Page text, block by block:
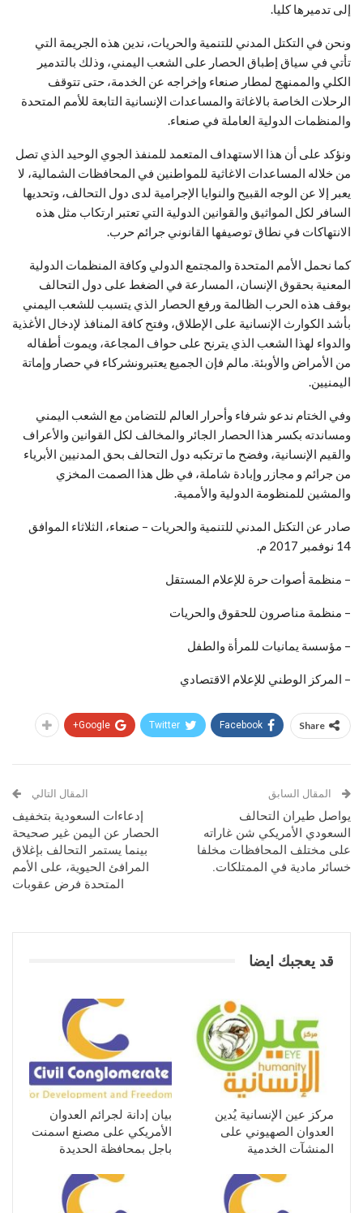
إلى تدميرها كليا.
ونحن في التكتل المدني للتنمية والحريات، ندين هذه الجريمة التي
تأتي في سياق إطباق الحصار على الشعب اليمني، وذلك بالتدمير
الكلي والممنهج لمطار صنعاء وإخراجه عن الخدمة، حتى تتوقف
الرحلات الخاصة بالاغاثة والمساعدات الإنسانية التابعة للأمم المتحدة
والمنظمات الدولية العاملة في صنعاء.
ونؤكد على أن هذا الاستهداف المتعمد للمنفذ الجوي الوحيد الذي تصل
من خلاله المساعدات الاغاثية للمواطنين في المحافظات الشمالية، لا
يعبر إلا عن الوجه القبيح والنوايا الإجرامية لدى دول التحالف، وتحديها
السافر لكل المواثيق والقوانين الدولية التي تعتبر ارتكاب مثل هذه
الانتهاكات في نطاق توصيفها القانوني جرائم حرب.
كما نحمل الأمم المتحدة والمجتمع الدولي وكافة المنظمات الدولية
المعنية بحقوق الإنسان، المسارعة في الضغط على دول التحالف
بوقف هذه الحرب الظالمة ورفع الحصار الذي يتسبب للشعب اليمني
بأشد الكوارث الإنسانية على الإطلاق، وفتح كافة المنافذ لإدخال الأغذية
والدواء لهذا الشعب الذي يترنح على حواف المجاعة، ويموت أطفاله
من الأمراض والأوبئة. مالم فإن الجميع يعتبرونشركاء في حصار وإماتة
اليمنيين.
وفي الختام ندعو شرفاء وأحرار العالم للتضامن مع الشعب اليمني
ومساندته بكسر هذا الحصار الجائر والمخالف لكل القوانين والأعراف
والقيم الإنسانية، وفضح ما ترتكبه دول التحالف بحق المدنيين الأبرياء
من جرائم و مجازر وإبادة شاملة، في ظل هذا الصمت المخزي
والمشين للمنظومة الدولية والأممية.
صادر عن التكتل المدني للتنمية والحريات – صنعاء، الثلاثاء الموافق
14 نوفمبر 2017 م.
– منظمة أصوات حرة للإعلام المستقل
– منظمة مناصرون للحقوق والحريات
– مؤسسة يمانيات للمرأة والطفل
– المركز الوطني للإعلام الاقتصادي
Share
Facebook
Twitter
Google+
المقال السابق
يواصل طيران التحالف
السعودي الأمريكي شن غاراته
على مختلف المحافظات مخلفا
خسائر مادية في الممتلكات.
المقال التالي
إدعاءات السعودية بتخفيف
الحصار عن اليمن غير صحيحة
بينما يستمر التحالف بإغلاق
المرافئ الحيوية، على الأمم
المتحدة فرض عقوبات
قد يعجبك ايضا
مركز عين الإنسانية يُدين
العدوان الصهيوني على
المنشآت الخدمية
بيان إدانة لجرائم العدوان
الأمريكي على مصنع اسمنت
باجل بمحافظة الحديدة